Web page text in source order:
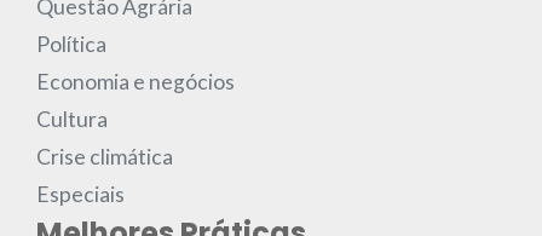
Questão Agrária
Política
Economia e negócios
Cultura
Crise climática
Especiais